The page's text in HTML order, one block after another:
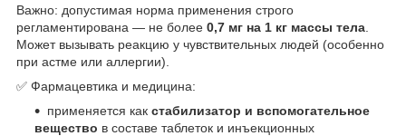
Важно: допустимая норма применения строго
регламентирована — не более 0,7 мг на 1 кг массы тела
Может вызывать реакцию у чувствительных людей (особенно
при астме или аллергии).
✅ Фармацевтика и медицина:
применяется как стабилизатор и вспомогательное
вещество в составе таблеток и инъекционных